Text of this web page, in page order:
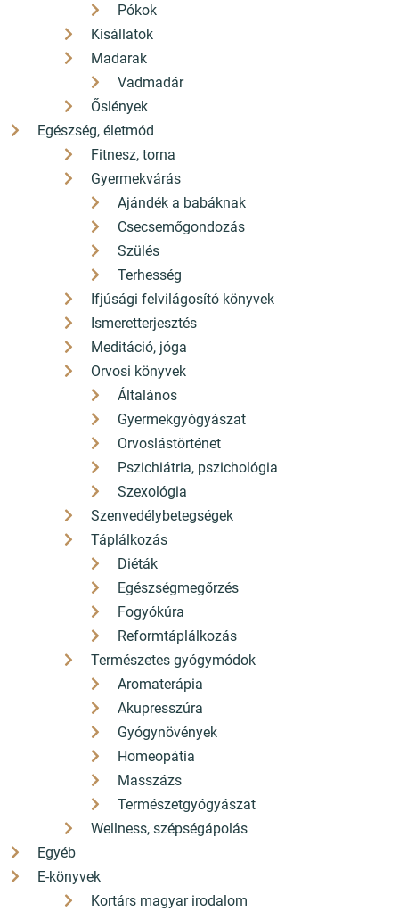
Pókok
Kisállatok
Madarak
Vadmadár
Őslények
Egészség, életmód
Fitnesz, torna
Gyermekvárás
Ajándék a babáknak
Csecsemőgondozás
Szülés
Terhesség
Ifjúsági felvilágosító könyvek
Ismeretterjesztés
Meditáció, jóga
Orvosi könyvek
Általános
Gyermekgyógyászat
Orvoslástörténet
Pszichiátria, pszichológia
Szexológia
Szenvedélybetegségek
Táplálkozás
Diéták
Egészségmegőrzés
Fogyókúra
Reformtáplálkozás
Természetes gyógymódok
Aromaterápia
Akupresszúra
Gyógynövények
Homeopátia
Masszázs
Természetgyógyászat
Wellness, szépségápolás
Egyéb
E-könyvek
Kortárs magyar irodalom
2 700 Ft
Ft
Kedvezmény 270 Ft (10%)
ÁFÁ-val, Szállítási költségek nélkül
Szállítási idő: 3 nap
db
(magyar - német) Mallász Gitta gyermekkori
barátjához szólnak a Pirkadat költői sorai,
melyeket Hanna ezúttal németül kapott.
Hanna alig tudott németül, ezért azt hitte, egy
eltévedt Angyal szól hozzá. Ez a hét üzenet
sokáig nem is ért el címzettjéhez. Gitta
lejegyzésében, hetven éven át csupán
kéziratban maradt ránk. Az ő kérésére Az
angyal válaszol magyar kiadásának végére
került a szöveg, de csak német nyelven.
Csodálatos költői nyelvezete 70 évig
lefordíthatatlannak tűnt, versezetének
tömörsége és tökéletessége
megközelíthetetlen maradt. Kerényi Kata